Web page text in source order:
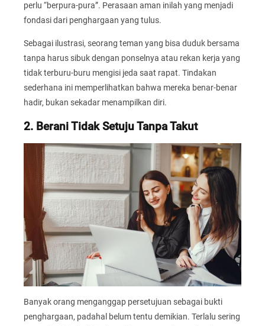
perlu “berpura-pura”. Perasaan aman inilah yang menjadi
fondasi dari penghargaan yang tulus.
Sebagai ilustrasi, seorang teman yang bisa duduk bersama
tanpa harus sibuk dengan ponselnya atau rekan kerja yang
tidak terburu-buru mengisi jeda saat rapat. Tindakan
sederhana ini memperlihatkan bahwa mereka benar-benar
hadir, bukan sekadar menampilkan diri.
2. Berani Tidak Setuju Tanpa Takut
Banyak orang menganggap persetujuan sebagai bukti
penghargaan, padahal belum tentu demikian. Terlalu sering